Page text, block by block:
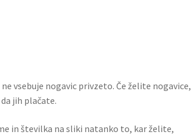
vsebuje nogavic privzeto. Če želite nogavice,
jih plačate.
in številka na sliki natanko to, kar želite,